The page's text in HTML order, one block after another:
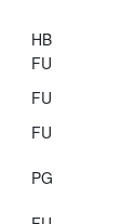
HB
FU
FU
FU
PG